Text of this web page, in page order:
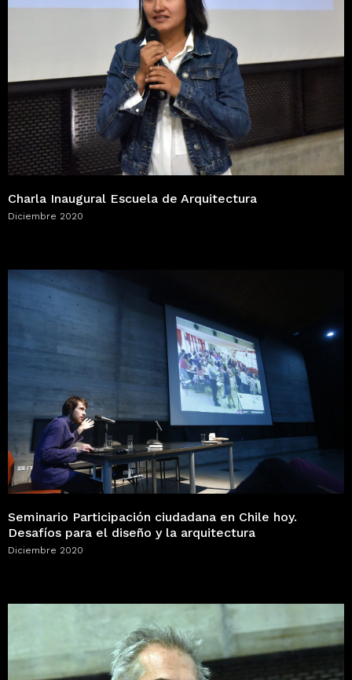
Charla Inaugural Escuela de Arquitectura
Diciembre 2020
Seminario Participación ciudadana en Chile hoy.
Desafíos para el diseño y la arquitectura
Diciembre 2020